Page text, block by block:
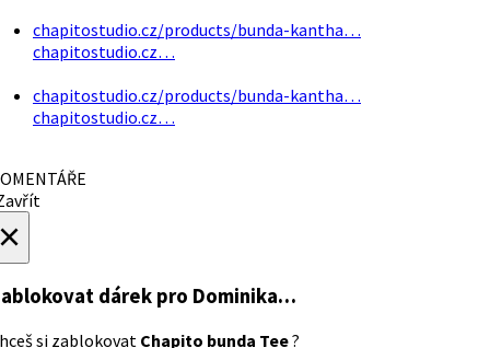
chapitostudio.cz/products/bunda-kantha…
chapitostudio.cz…
chapitostudio.cz/products/bunda-kantha…
chapitostudio.cz…
dárek pro Dominika…
si zablokovat Chapito bunda Tee?